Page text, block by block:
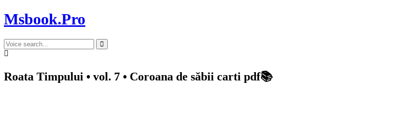
Msbook.Pro
Roata Timpului • vol. 7 • Coroana de săbii carti pdf📚